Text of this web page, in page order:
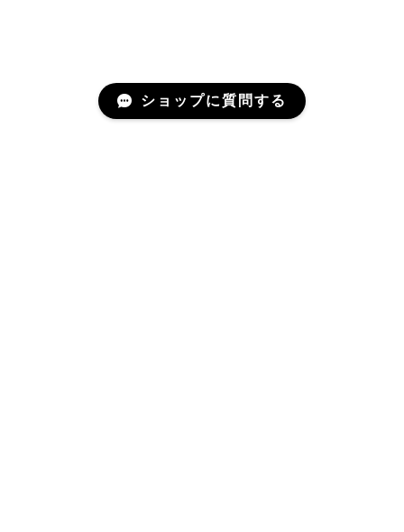
ショップに質問する